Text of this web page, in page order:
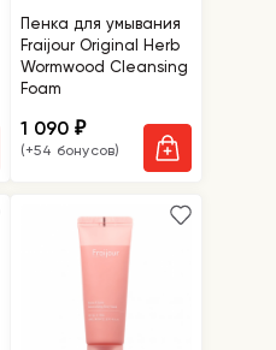
Пенка для умывания
Fraijour Original Herb
Wormwood Cleansing
Foam
1 090₽
(+54 бонусов)